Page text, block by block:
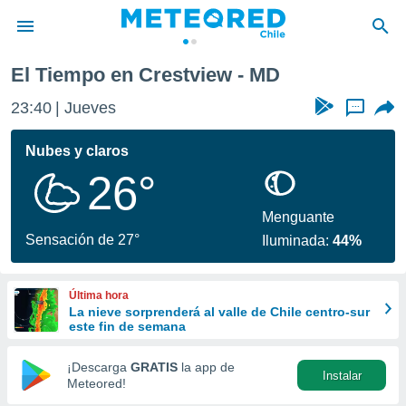
de
por
se
calidad.
a este
las
y
forma
digital
basada
El Tiempo en Crestview - MD
23:40 Jueves ...
Nubes y claros
26°
Sensación de 27°
Menguante
Iluminada:44%
Última hora
La nieve sorprenderá al valle de Chile centro-sur
este fin de semana
¡Descarga GRATIS la app de
Meteored!
Instalar